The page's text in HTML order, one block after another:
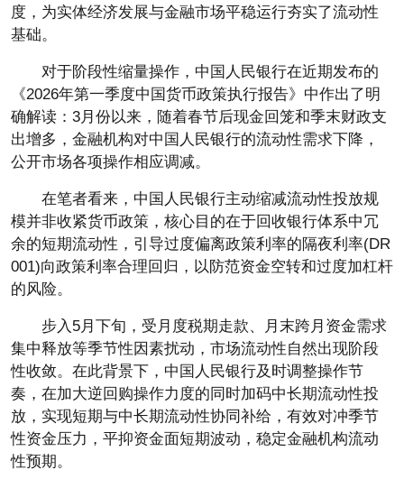
度，为实体经济发展与金融市场平稳运行夯实了流动性
基础。
对于阶段性缩量操作，中国人民银行在近期发布的
《2026年第一季度中国货币政策执行报告》中作出了明
确解读：3月份以来，随着春节后现金回笼和季末财政支
出增多，金融机构对中国人民银行的流动性需求下降，
公开市场各项操作相应调减。
在笔者看来，中国人民银行主动缩减流动性投放规
模并非收紧货币政策，核心目的在于回收银行体系中冗
余的短期流动性，引导过度偏离政策利率的隔夜利率(DR
001)向政策利率合理回归，以防范资金空转和过度加杠杆
的风险。
步入5月下旬，受月度税期走款、月末跨月资金需求
集中释放等季节性因素扰动，市场流动性自然出现阶段
性收敛。在此背景下，中国人民银行及时调整操作节
奏，在加大逆回购操作力度的同时加码中长期流动性投
放，实现短期与中长期流动性协同补给，有效对冲季节
性资金压力，平抑资金面短期波动，稳定金融机构流动
性预期。